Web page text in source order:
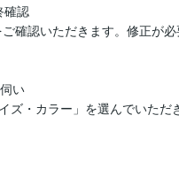
確認
確認いただきます。修正が必
い
・カラー」を選んでいただ